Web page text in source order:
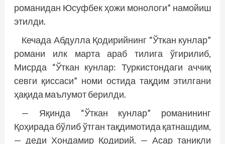
романидан Юсуфбек ҳожи монологи” намойиш
этилди.
Кечада Абдулла Қодирийнинг “Ўткан кунлар”
романи илк марта араб тилига ўгирилиб,
Мисрда “Ўткан кунлар: Туркистондаги аччиқ
севги қиссаси” номи остида тақдим этилгани
ҳақида маълумот берилди.
— Яқинда “Ўткан кунлар” романининг
Қоҳирада бўлиб ўтган тақдимотида қатнашдим,
— деди Хондамир Қодирий. — Асар таниқли